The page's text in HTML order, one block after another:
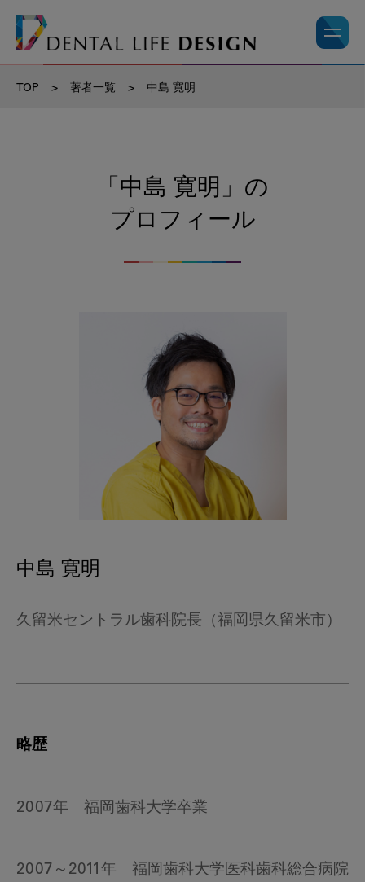
TOP > 著者一覧 > 中島 寛明
「中島 寛明」の
プロフィール
中島 寛明
久留米セントラル歯科院長（福岡県久留米市）
略歴
2007年 福岡歯科大学卒業
2007～2011年 福岡歯科大学医科歯科総合病院